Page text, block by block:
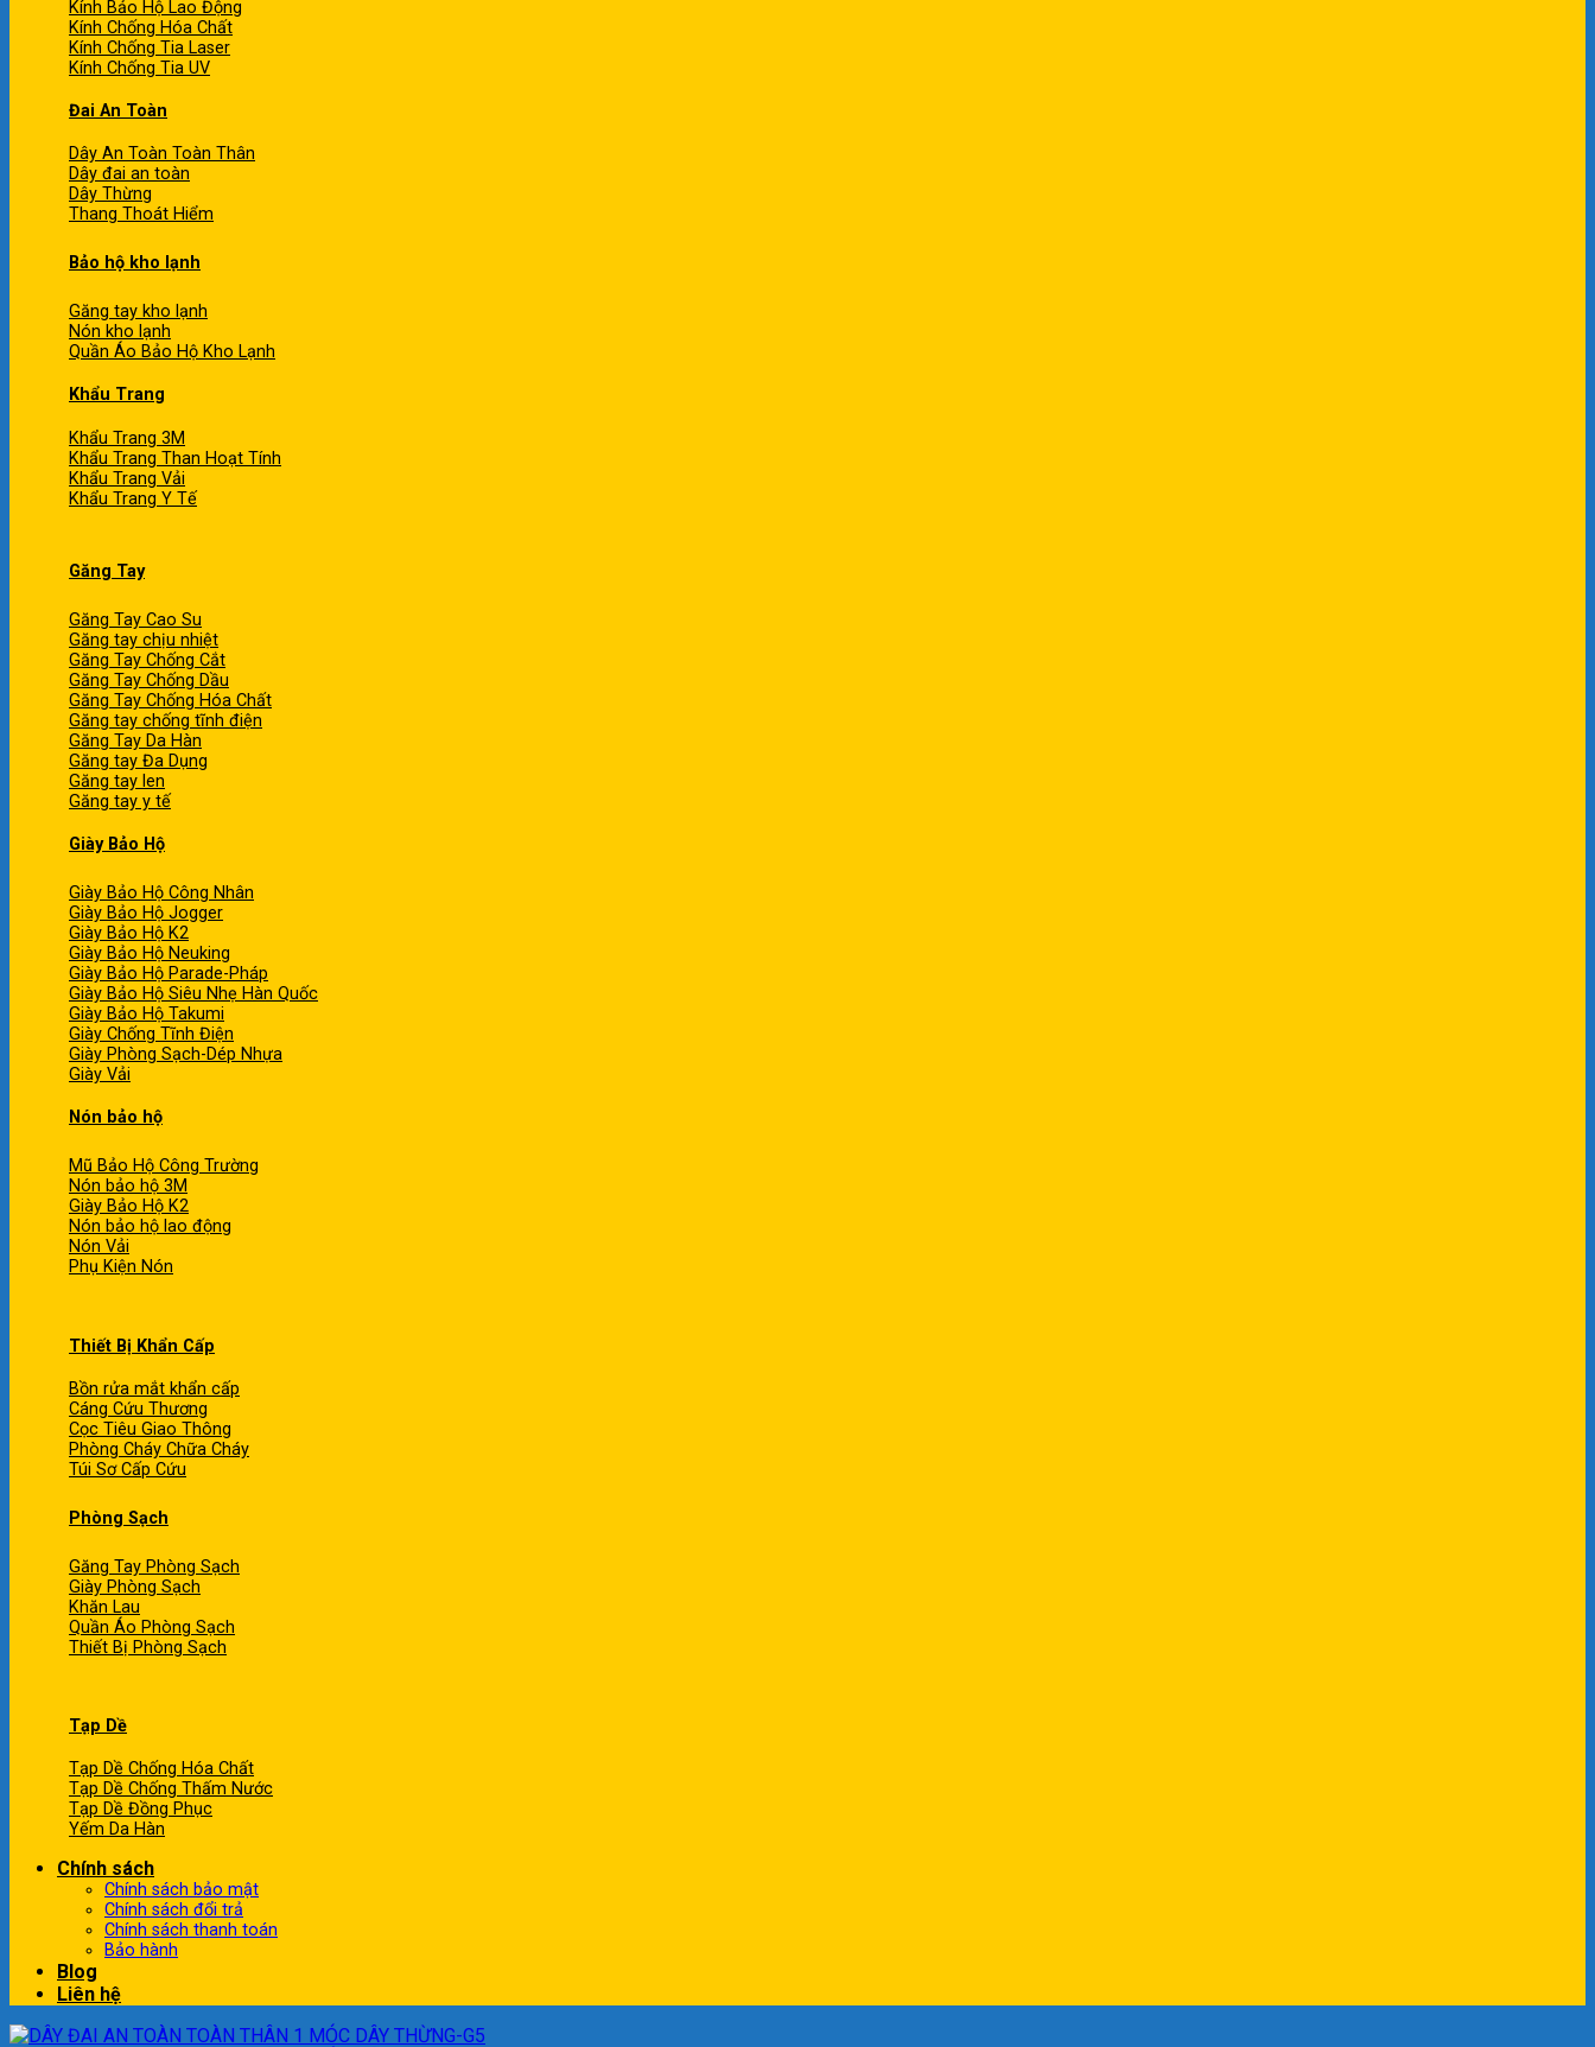
Kính Bảo Hộ Lao Động
Kính Chống Hóa Chất
Kính Chống Tia Laser
Kính Chống Tia UV
Đai An Toàn
Dây An Toàn Toàn Thân
Dây đai an toàn
Dây Thừng
Thang Thoát Hiểm
Bảo hộ kho lạnh
Găng tay kho lạnh
Nón kho lạnh
Quần Áo Bảo Hộ Kho Lạnh
Khẩu Trang
Khẩu Trang 3M
Khẩu Trang Than Hoạt Tính
Khẩu Trang Vải
Khẩu Trang Y Tế
Găng Tay
Găng Tay Cao Su
Găng tay chịu nhiệt
Găng Tay Chống Cắt
Găng Tay Chống Dầu
Găng Tay Chống Hóa Chất
Găng tay chống tĩnh điện
Găng Tay Da Hàn
Găng tay Đa Dụng
Găng tay len
Găng tay y tế
Giày Bảo Hộ
Giày Bảo Hộ Công Nhân
Giày Bảo Hộ Jogger
Giày Bảo Hộ K2
Giày Bảo Hộ Neuking
Giày Bảo Hộ Parade-Pháp
Giày Bảo Hộ Siêu Nhẹ Hàn Quốc
Giày Bảo Hộ Takumi
Giày Chống Tĩnh Điện
Giày Phòng Sạch-Dép Nhựa
Giày Vải
Nón bảo hộ
Mũ Bảo Hộ Công Trường
Nón bảo hộ 3M
Giày Bảo Hộ K2
Nón bảo hộ lao động
Nón Vải
Phụ Kiện Nón
Thiết Bị Khẩn Cấp
Bồn rửa mắt khẩn cấp
Cáng Cứu Thương
Cọc Tiêu Giao Thông
Phòng Cháy Chữa Cháy
Túi Sơ Cấp Cứu
Phòng Sạch
Găng Tay Phòng Sạch
Giày Phòng Sạch
Khăn Lau
Quần Áo Phòng Sạch
Thiết Bị Phòng Sạch
Tạp Dề
Tạp Dề Chống Hóa Chất
Tạp Dề Chống Thấm Nước
Tạp Dề Đồng Phục
Yếm Da Hàn
Chính sách
Chính sách bảo mật
Chính sách đổi trả
Chính sách thanh toán
Bảo hành
Blog
Liên hệ